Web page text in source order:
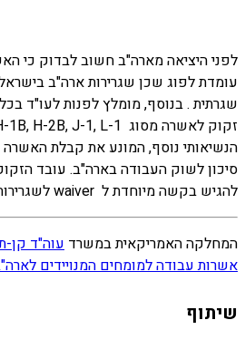
לפני היציאה מארה"ב חשוב לבדוק כי
עומדת לפוג שכן שגרירות ארה"ב
שגרתית . בנוסף, מומלץ לפנות לעו"ד
הנשיאותי נוסף, המונע את קבלת האשרה
סיכון לשוק העבודה בארה"ב. עובד
להגיש בקשה מיוחדת ל waiver לשגרירות ארה"ב בישראל.
המחלקה האמריקאית במשרד עוה"ד
אשרות עבודה למומחים המנויידים
שיתוף